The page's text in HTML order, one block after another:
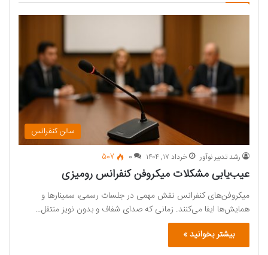
سالن کنفرانس
رشد تدبیر نوآور خرداد ۱۷, ۱۴۰۴ 0
507
عیب‌یابی مشکلات میکروفن‌ کنفرانس رومیزی
میکروفن‌های کنفرانس نقش مهمی در جلسات رسمی، سمینارها و
همایش‌ها ایفا می‌کنند. زمانی که صدای شفاف و بدون نویز منتقل…
بیشتر بخوانید »